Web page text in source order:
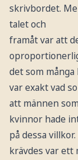
skrivbordet.
talet och
framåt var att
det som
var exakt vad
att männen
kvinnor hade
på dessa
krävdes var ett